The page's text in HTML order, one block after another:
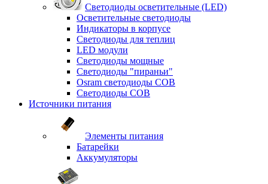
Светодиоды осветительные (LED)
Осветительные светодиоды
Индикаторы в корпусе
Светодиоды для теплиц
LED модули
Светодиоды мощные
Светодиоды "пираньи"
Osram светодиоды COB
Светодиоды COB
Источники питания
Элементы питания
Батарейки
Аккумуляторы